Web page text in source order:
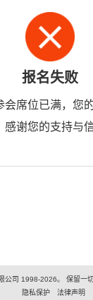
报名失败
会席位已满，您
感谢您的支持与信
公司 1998-2026。 保留一
隐私保护
法律声明